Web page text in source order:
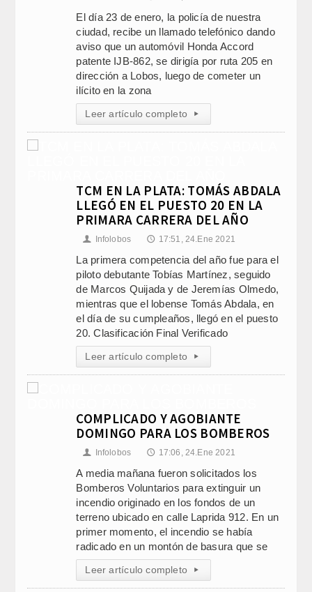
El día 23 de enero, la policía de nuestra
ciudad, recibe un llamado telefónico dando
aviso que un automóvil Honda Accord
patente IJB-862, se dirigía por ruta 205 en
dirección a Lobos, luego de cometer un
ilícito en la zona
Leer artículo completo ▸
TCM EN LA PLATA: TOMÁS ABDALA
LLEGÓ EN EL PUESTO 20 EN LA
PRIMARA CARRERA DEL AÑO
👤 Infolobos 🕔 17:51, 24.Ene 2021
La primera competencia del año fue para el
piloto debutante Tobías Martínez, seguido
de Marcos Quijada y de Jeremías Olmedo,
mientras que el lobense Tomás Abdala, en
el día de su cumpleaños, llegó en el puesto
20. Clasificación Final Verificado
Leer artículo completo ▸
COMPLICADO Y AGOBIANTE
DOMINGO PARA LOS BOMBEROS
👤 Infolobos 🕔 17:06, 24.Ene 2021
A media mañana fueron solicitados los
Bomberos Voluntarios para extinguir un
incendio originado en los fondos de un
terreno ubicado en calle Laprida 912. En un
primer momento, el incendio se había
radicado en un montón de basura que se
Leer artículo completo ▸